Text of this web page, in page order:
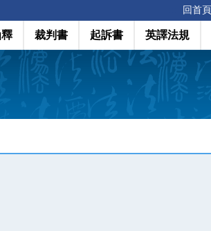
回首頁
裁判書 起訴書 英譯法規